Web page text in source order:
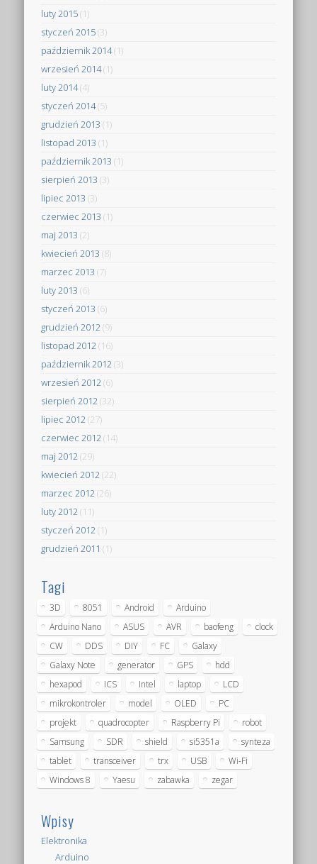
luty 2015(1)
styczeń 2015(3)
październik 2014(1)
wrzesień 2014(1)
luty 2014(4)
styczeń 2014(5)
grudzień 2013 (1)
listopad 2013 (1)
październik 2013 (1)
sierpień 2013 (3)
lipiec 2013 (3)
czerwiec 2013 (1)
maj 2013 (2)
kwiecień 2013 (8)
marzec 2013 (7)
luty 2013 (6)
styczeń 2013 (6)
grudzień 2012 (9)
listopad 2012 (16)
październik 2012 (3)
wrzesień 2012 (6)
sierpień 2012 (32)
lipiec 2012 (27)
czerwiec 2012 (14)
maj 2012 (29)
kwiecień 2012 (22)
marzec 2012 (26)
luty 2012 (11)
styczeń 2012 (1)
grudzień 2011 (1)
Tagi
3D 8051 Android
Arduino
Arduino Nano
ASUS AVR baofeng
clock
CW
DDS DIY FC
Galaxy
Galaxy Note
generator GPS
hdd
hexapod
ICS Intel laptop
LCD
mikrokontroler
model OLED
PC
projekt
quadrocopter Raspberry Pi
robot
Samsung
SDR shield si5351a
synteza
tablet
transceiver trx USB
Wi-Fi
Windows 8
Yaesu zabawka zegar
Wpisy
Elektronika
Arduino